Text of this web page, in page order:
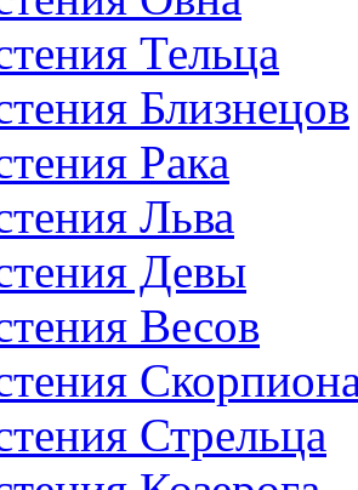
Тельца
Близнецов
Рака
Льва
Девы
Весов
Стрельца